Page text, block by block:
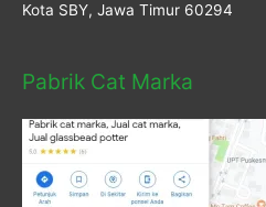
Kota SBY, Jawa Timur 60294
Pabrik Cat Marka